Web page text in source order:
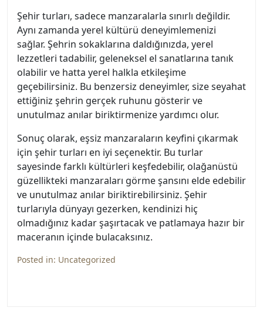
Şehir turları, sadece manzaralarla sınırlı değildir.
Aynı zamanda yerel kültürü deneyimlemenizi
sağlar. Şehrin sokaklarına daldığınızda, yerel
lezzetleri tadabilir, geleneksel el sanatlarına tanık
olabilir ve hatta yerel halkla etkileşime
geçebilirsiniz. Bu benzersiz deneyimler, size seyahat
ettiğiniz şehrin gerçek ruhunu gösterir ve
unutulmaz anılar biriktirmenize yardımcı olur.
Sonuç olarak, eşsiz manzaraların keyfini çıkarmak
için şehir turları en iyi seçenektir. Bu turlar
sayesinde farklı kültürleri keşfedebilir, olağanüstü
güzellikteki manzaraları görme şansını elde edebilir
ve unutulmaz anılar biriktirebilirsiniz. Şehir
turlarıyla dünyayı gezerken, kendinizi hiç
olmadığınız kadar şaşırtacak ve patlamaya hazır bir
maceranın içinde bulacaksınız.
Posted in: Uncategorized